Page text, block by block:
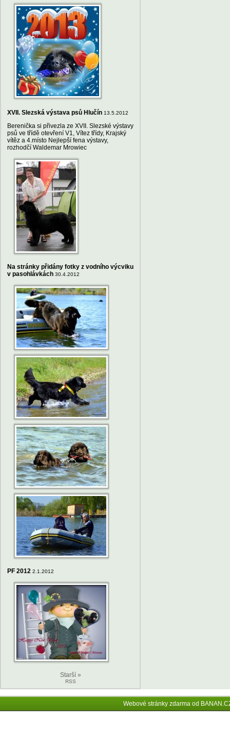
XVII. Slezská výstava psů Hlučín 13.5.2012
Berenička si přivezla ze XVII. Slezské výstavy
psů ve třídě otevření V1, Vítez třídy, Krajský
vítěz a 4.místo Nejlepší fena výstavy,
rozhodčí Waldemar Mrowiec
Na stránky přidány fotky z vodního výcviku
v pasohlávkách 30.4.2012
PF 2012 2.1.2012
Starší »
RSS
Webové stránky zdarma od